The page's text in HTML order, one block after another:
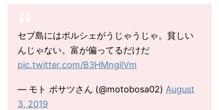
セブ島にはポルシェがうじゃうじゃ。貧しい
んじゃない。富が偏ってるだけだ
pic.twitter.com/B3HMngilVm
— モト ボサツさん (@motobosa02) August
3, 2019